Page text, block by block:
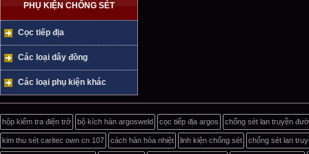
PHỤ KIỆN CHỐNG SÉT
Cọc tiếp địa
Các loại dây đồng
Các loại phụ kiện khác
hộp kiểm tra điện trở bộ kích hàn argosweld cọc tiếp địa argos chống sét lan truyền
kim thu sét caritec own cn 107 cách hàn hóa nhiệt linh kiện chống sét chống sét lan